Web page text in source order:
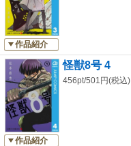
作品紹介
作品紹介
怪獣8号 4
456pt/501円(税込)